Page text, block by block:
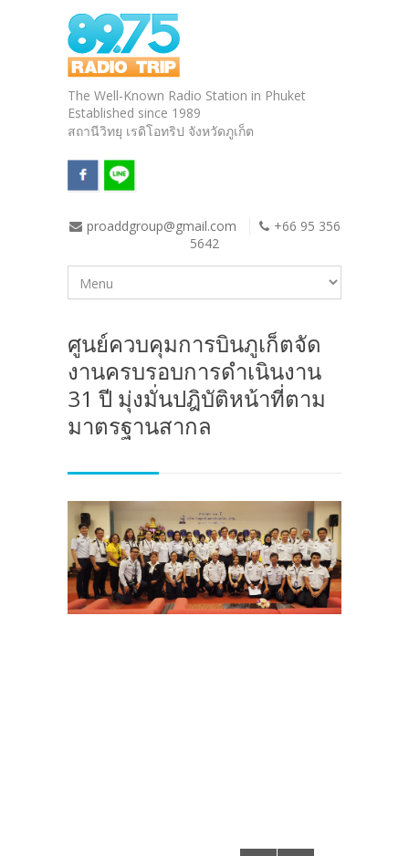
The Well-Known Radio Station in Phuket
Established since 1989
สถานีวิทยุ เรดิโอทริป จังหวัดภูเก็ต
proaddgroup@gmail.com
+66 95 356
5642
ศูนย์ควบคุมการบินภูเก็ตจัด
งานครบรอบการดำเนินงาน
31 ปี มุ่งมั่นปฎิบัติหน้าที่ตาม
มาตรฐานสากล